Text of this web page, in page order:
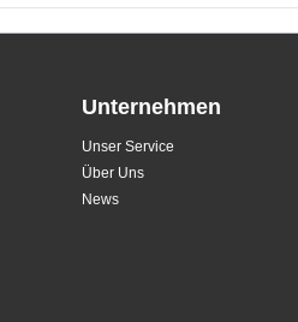
Unternehmen
Unser Service
Über Uns
News